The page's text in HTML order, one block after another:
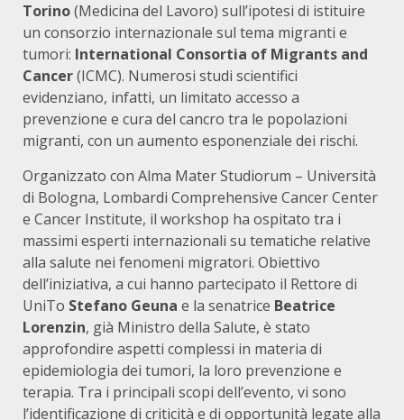
Torino(Medicina del Lavoro) sull’ipotesi di istituire
un consorzio internazionale sul tema migranti e
tumori: International Consortia of Migrants and
Cancer(ICMC). Numerosi studi scientifici
evidenziano, infatti, un limitato accesso a
prevenzione e cura del cancro tra le popolazioni
migranti, con un aumento esponenziale dei rischi.
Organizzato con Alma Mater Studiorum – Università
di Bologna, Lombardi Comprehensive Cancer Center
e Cancer Institute, il workshop ha ospitato tra i
massimi esperti internazionali su tematiche relative
alla salute nei fenomeni migratori. Obiettivo
dell’iniziativa, a cui hanno partecipato il Rettore di
UniTo Stefano Geuna e la senatrice Beatrice
Lorenzin, già Ministro della Salute, è stato
approfondire aspetti complessi in materia di
epidemiologia dei tumori, la loro prevenzione e
terapia. Tra i principali scopi dell’evento, vi sono
l’identificazione di criticità e di opportunità legate alla